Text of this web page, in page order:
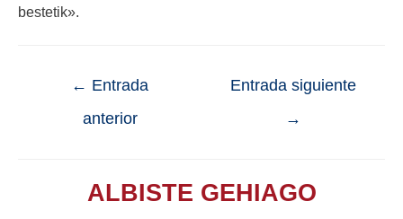
bestetik».
← Entrada
anterior
Entrada siguiente
→
ALBISTE GEHIAGO